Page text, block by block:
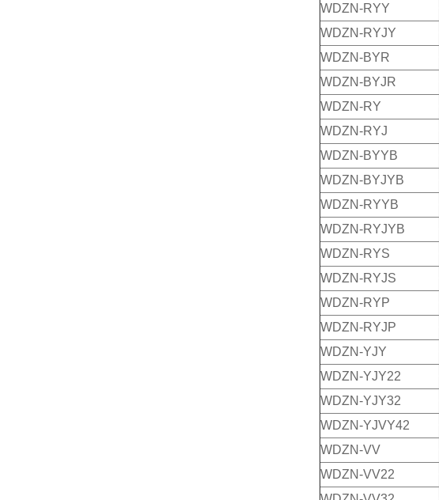
WDZN-RYY
WDZN-RYJY
WDZN-BYR
WDZN-BYJR
WDZN-RY
WDZN-RYJ
WDZN-BYYB
WDZN-BYJYB
WDZN-RYYB
WDZN-RYJYB
WDZN-RYS
WDZN-RYJS
WDZN-RYP
WDZN-RYJP
WDZN-YJY
WDZN-YJY22
WDZN-YJY32
WDZN-YJVY42
WDZN-VV
WDZN-VV22